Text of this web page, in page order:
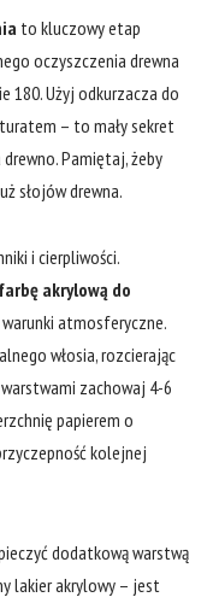
to ⁤kluczowy etap
oczyszczenia drewna
180. Użyj⁣ odkurzacza do
– to mały sekret
Pamiętaj, żeby
słojów drewna.
i cierpliwości.
akrylową do
atmosferyczne.
włosia, rozcierając
zachowaj ⁤4-6
papierem o
kolejnej
dodatkową​ warstwą
‍lakier akrylowy – jest